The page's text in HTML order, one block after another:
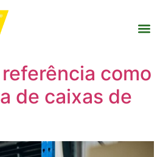
como
de caixas de